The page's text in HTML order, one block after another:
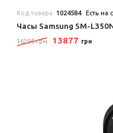
Код товара: 1024584 Есть на
Часы Samsung SM-
16295 грн 13877 грн